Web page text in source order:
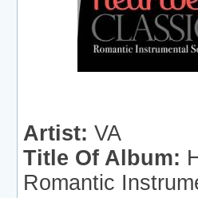
Artist: VA
Title Of Album:
Romantic